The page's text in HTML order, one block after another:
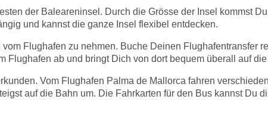
der Baleareninsel. Durch die Grösse der Insel kommst
und kannst die ganze Insel flexibel entdecken.
Flughafen zu nehmen. Buche Deinen Flughafentransfer
Flughafen ab und bringt Dich von dort bequem überall auf
Vom Flughafen Palma de Mallorca fahren
auf die Bahn um. Die Fahrkarten für den Bus kannst Du